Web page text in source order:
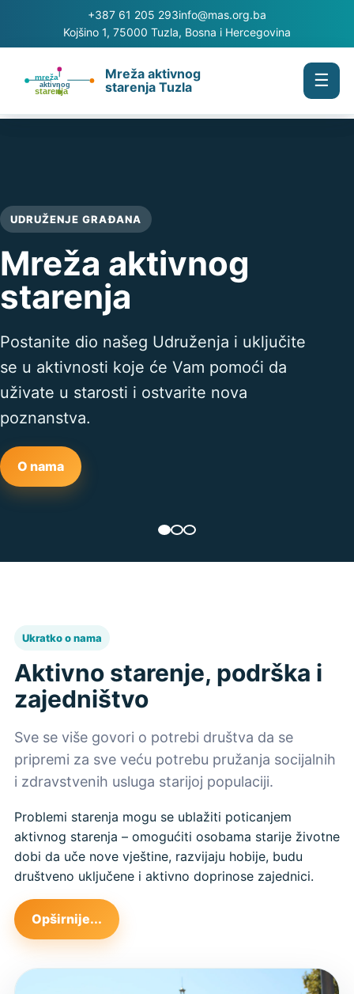
+387 61 205 293info@mas.org.ba
Kojšino 1, 75000 Tuzla, Bosna i Hercegovina
Mreža aktivnog
starenja Tuzla
☰
UDRUŽENJE GRAĐANA
Mreža aktivnog
starenja
Postanite dio našeg Udruženja i uključite
se u aktivnosti koje će Vam pomoći da
uživate u starosti i ostvarite nova
poznanstva.
O nama
Ukratko o nama
Aktivno starenje, podrška i
zajedništvo
Sve se više govori o potrebi društva da se
pripremi za sve veću potrebu pružanja socijalnih
i zdravstvenih usluga starijoj populaciji.
Problemi starenja mogu se ublažiti poticanjem
aktivnog starenja – omogućiti osobama starije životne
dobi da uče nove vještine, razvijaju hobije, budu
društveno uključene i aktivno doprinose zajednici.
Opširnije...